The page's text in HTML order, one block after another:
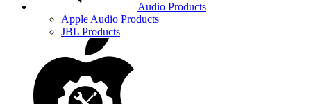
Audio Products
Apple Audio Products
JBL Products